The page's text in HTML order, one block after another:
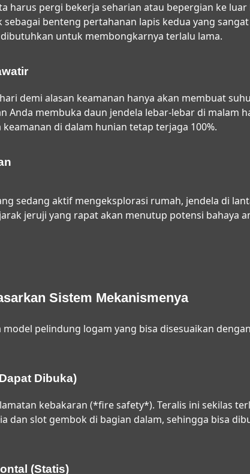
harus pergi bekerja seharian atau bepergian ke
benteng pertahanan lapis kedua yang
untuk membongkarnya terlalu lama.
demi alasan keamanan hanya akan membuat
Anda membuka daun jendela lebar-lebar di malam
di dalam hunian tetap terjaga 100%.
sedang aktif mengeksplorasi rumah, jendela di
jeruji yang rapat akan menutup potensi bahaya
Sistem Mekanismenya
pelindung logam yang bisa disesuaikan
Dibuka)
kebakaran (*fire safety*). Teralis ini sekilas
dan slot gembok di bagian dalam, sehingga bisa
(Statis)